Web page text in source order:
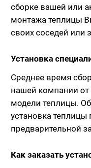
сборке вашей или
монтажа теплицы
своих соседей или
Установка
Среднее время
нашей компании от
модели теплицы.
установка теплицы
предварительной
Как заказать